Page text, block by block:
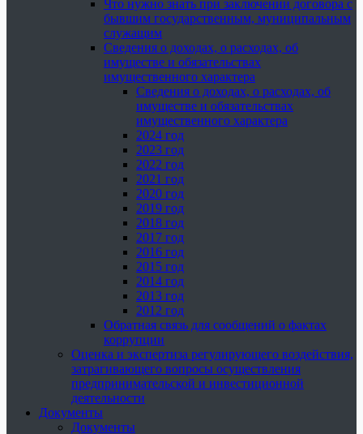
Что нужно знать при заключении договора с
бывшим государственным, муниципальным
служащим
Сведения о доходах, о расходах, об
имуществе и обязательствах
имущественного характера
Сведения о доходах, о расходах, об
имуществе и обязательствах
имущественного характера
2024 год
2023 год
2022 год
2021 год
2020 год
2019 год
2018 год
2017 год
2016 год
2015 год
2014 год
2013 год
2012 год
Обратная связь для сообщений о фактах
коррупции
Оценка и экспертиза регулирующего воздействия,
затрагивающего вопросы осуществления
предпринимательской и инвестиционной
деятельности
Документы
Документы